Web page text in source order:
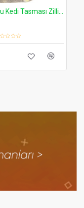
38-40-41-42-44-45-49 mm İnce Rolex Tipi Premium Çelik Kordonlar